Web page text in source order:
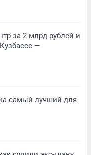
за 2 млрд рублей и
—
самый лучший для